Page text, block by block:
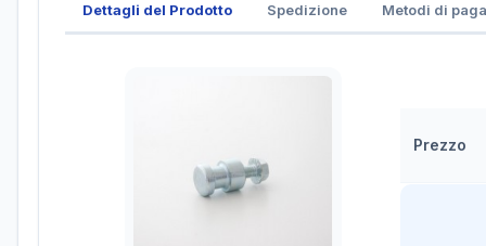
Dettagli del Prodotto Spedizione Metodi di
Prezzo